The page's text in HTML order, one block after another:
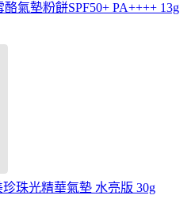
氣墊粉餅SPF50+ PA++++ 13g
珍珠光精華氣墊 水亮版 30g